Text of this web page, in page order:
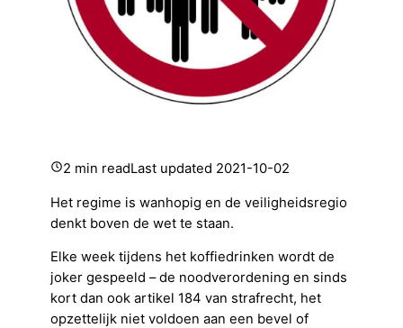
2 min readLast updated 2021-10-02
Het regime is wanhopig en de veiligheidsregio
denkt boven de wet te staan.
Elke week tijdens het koffiedrinken wordt de
joker gespeeld – de noodverordening en sinds
kort dan ook artikel 184 van strafrecht, het
opzettelijk niet voldoen aan een bevel of